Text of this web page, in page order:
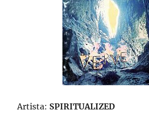
Artista: SPIRITUALIZED